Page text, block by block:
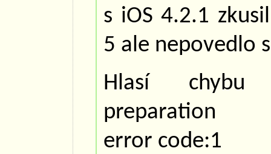
s iOS 4.2.1
5 ale nepovedlo
Hlasí chybu
preparation
error code:1